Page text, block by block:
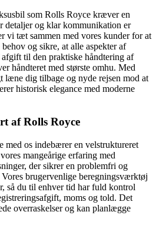
som Rolls Royce kræver en
detaljer og klar kommunikation er
vi tæt sammen med vores kunder for at
og sikre, at alle aspekter af
til den praktiske håndtering af
håndteret med største omhu. Med
læne dig tilbage og nyde rejsen mod at
historisk elegance med moderne
af Rolls Royce
med os indebærer en velstruktureret
mangeårige erfaring med
der sikrer en problemfri og
brugervenlige beregningsværktøj
så du til enhver tid har fuld kontrol
moms og told. Det
overraskelser og kan planlægge